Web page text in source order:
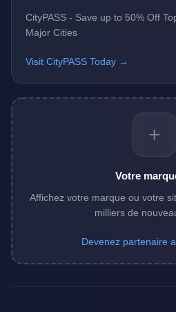
CityPASS - Save up to 50% Off
Major Cities
Visit CityPASS Today →
+
Votre
Affichez votre marque ou votre
milliers de
Devenez partenaire